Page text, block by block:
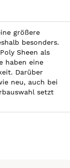
größere
besonders.
Sheen als
haben eine
Darüber
neu, auch bei
setzt